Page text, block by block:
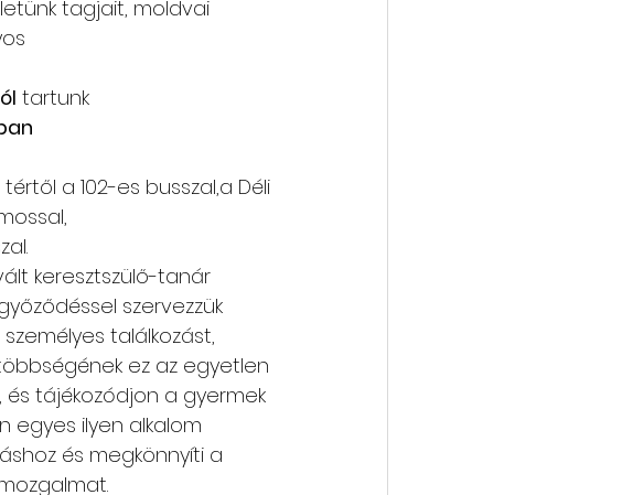
Moldvába
tagjait, moldvai
tartunk
a 102-es busszal,a Déli
keresztszülő-tanár
szervezzük
találkozást,
ez az egyetlen
tájékozódjon a gyermek
egyes ilyen alkalom
és megkönnyíti a